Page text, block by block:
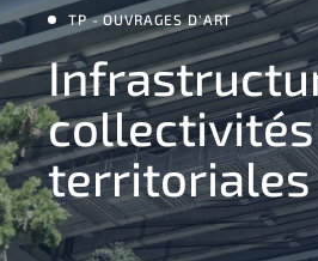
TP - OUVRAGES D'ART
collectivités
territoriales